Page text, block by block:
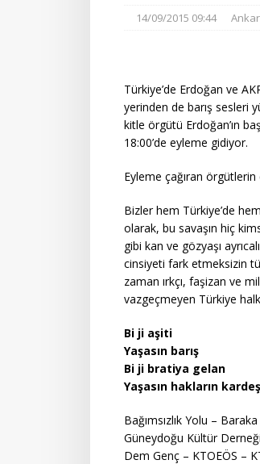
14/09/2015 09:44
Türkiye’de Erdoğan ve
yerinden de barış sesleri
kitle örgütü Erdoğan’ın
18:00’de eyleme gidiyor.
Eyleme çağıran
Bizler hem Türkiye’de hem
olarak, bu savaşın hiç
gibi kan ve gözyaşı
cinsiyeti fark etmeksizin
zaman ırkçı, faşizan ve
vazgeçmeyen Türkiye
Bi ji aşiti
Yaşasın barış
Bi ji bratiya gelan
Yaşasın hakların
Bağımsızlık Yolu –
Güneydoğu Kültür
Dem Genç – KTOEÖS –